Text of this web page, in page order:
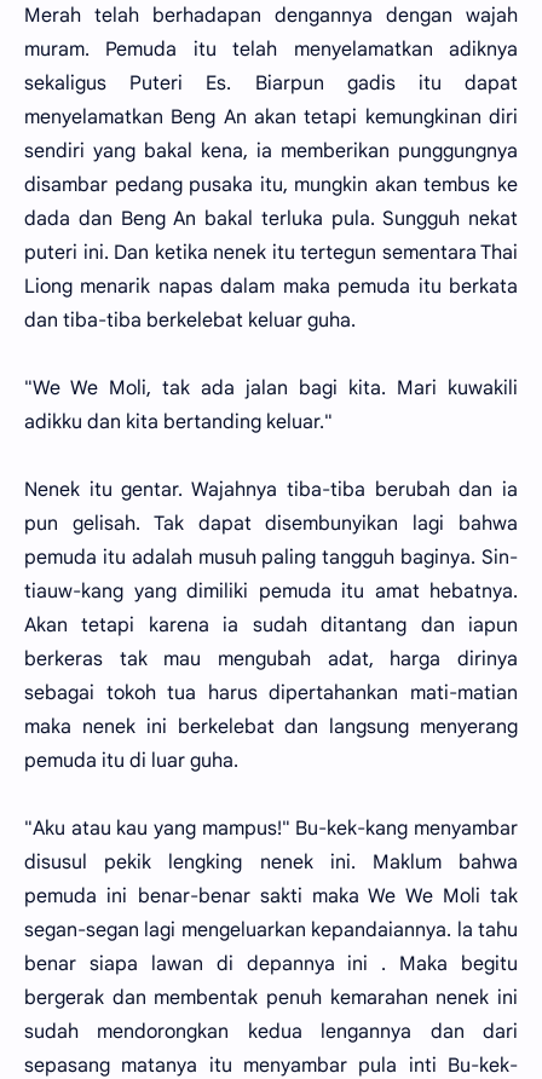
Merah telah berhadapan dengannya dengan wajah
muram. Pemuda itu telah menyelamatkan adiknya
sekaligus Puteri Es. Biarpun gadis itu dapat
menyelamatkan Beng An akan tetapi kemungkinan diri
sendiri yang bakal kena, ia memberikan punggungnya
disambar pedang pusaka itu, mungkin akan tembus ke
dada dan Beng An bakal terluka pula. Sungguh nekat
puteri ini. Dan ketika nenek itu tertegun sementara Thai
Liong menarik napas dalam maka pemuda itu berkata
dan tiba-tiba berkelebat keluar guha.
"We We Moli, tak ada jalan bagi kita. Mari kuwakili
adikku dan kita bertanding keluar."
Nenek itu gentar. Wajahnya tiba-tiba berubah dan ia
pun gelisah. Tak dapat disembunyikan lagi bahwa
pemuda itu adalah musuh paling tangguh baginya. Sin-
tiauw-kang yang dimiliki pemuda itu amat hebatnya.
Akan tetapi karena ia sudah ditantang dan iapun
berkeras tak mau mengubah adat, harga dirinya
sebagai tokoh tua harus dipertahankan mati-matian
maka nenek ini berkelebat dan langsung menyerang
pemuda itu di luar guha.
"Aku atau kau yang mampus!" Bu-kek-kang menyambar
disusul pekik lengking nenek ini. Maklum bahwa
pemuda ini benar-benar sakti maka We We Moli tak
segan-segan lagi mengeluarkan kepandaiannya. la tahu
benar siapa lawan di depannya ini . Maka begitu
bergerak dan membentak penuh kemarahan nenek ini
sudah mendorongkan kedua lengannya dan dari
sepasang matanya itu menyambar pula inti Bu-kek-